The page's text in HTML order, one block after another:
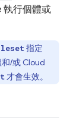
執行個體或
指定
/或 Cloud
才會生效。